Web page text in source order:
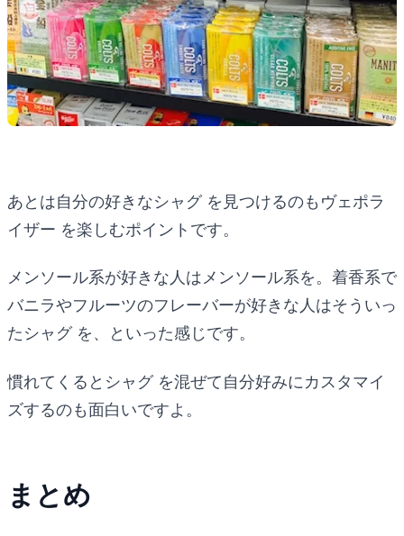
あとは自分の好きなシャグ を見つけるのもヴェポラ
イザー を楽しむポイントです。
メンソール系が好きな人はメンソール系を。着香系で
バニラやフルーツのフレーバーが好きな人はそういっ
たシャグ を、といった感じです。
慣れてくるとシャグ を混ぜて自分好みにカスタマイ
ズするのも面白いですよ。
まとめ